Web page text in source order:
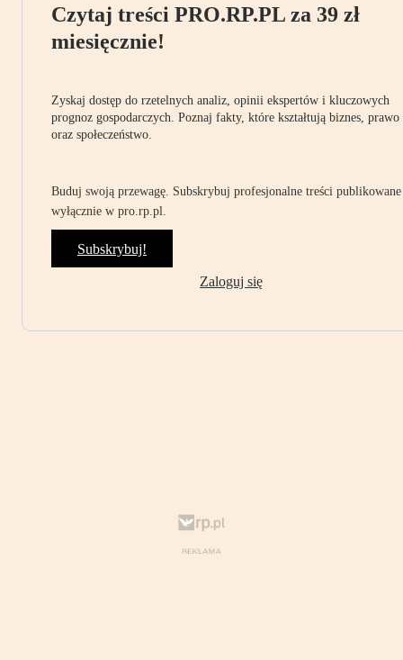
Czytaj treści PRO.RP.PL za 39 zł
miesięcznie!
Zyskaj dostęp do rzetelnych analiz, opinii ekspertów i kluczowych
prognoz gospodarczych. Poznaj fakty, które kształtują biznes, prawo
oraz społeczeństwo.
Buduj swoją przewagę. Subskrybuj profesjonalne treści publikowane
wyłącznie w pro.rp.pl.
Subskrybuj!
Zaloguj się